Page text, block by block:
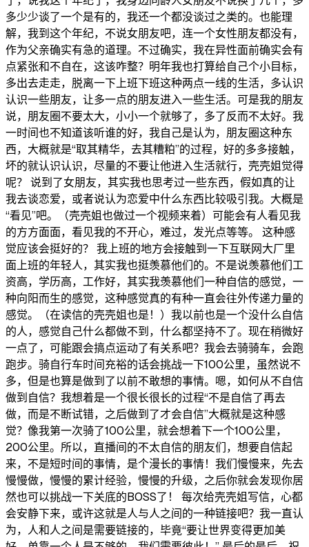
多少少谈了一个是有的，我还一个都没谈过之类的。也能理
解，我到这个年纪，不说女朋友吧，连一个女性朋友都没有，
作为父亲确实有急的道理。不过确实，我在异性面前确实会有
点紧张和不自在，这该咋整？明年我也打算给自己个小目标，
多出去走走，脱离一下上班下班这种两点一线的生活，多认识
认识一些朋友，让多一点的朋友进入一些生活。可是我的朋友
说，朋友圈不要太大，小小一个就够了，多了反而不太好。我
一时间也不知道该听谁的好，我自己是认为，朋友圈这种东
西，大概就是“取其精华，去其糟粕”的过程，好的多多接触，
坏的就认识认识，尽量的不要让他进入生活就行，壳壳姐觉得
呢？ 说到了女朋友，其实我也思考过一些东西，假如真的让
我去谈恋爱，或者说认为恋爱中什么东西比较吸引我。大概是
“看见”吧。（壳壳姐也做过一个视频来着）可能会有人看见我
的方方面面，看见我的不开心，难过，发光点等等。 这种感
觉应该会挺好的？ 我上班的地方会接触到一下互联网大厂里
面上班的年轻人，其实我也挺羡慕他们的。不是说羡慕他们工
资高，学历高，工作好，其实我羡慕他们一种自信的感觉，一
种向阳而生的感觉，这种感觉真的有种一直会往外传递力量的
感觉。（在读信的壳壳姐也是！）我以前也是一个没什么自信
的人，感觉自己什么都做不到，什么都坚持不了。现在稍微好
一点了，可能跟会搞点运动了有关系吧？我会去骑骑车，会跑
跑步。骑自行车时间充裕的话会挑战一下100公里，虽然说不
多，但是也算是做到了以前不敢想的事情。嗯，如何从不自信
做到自信？我想着是一个很长很长的过程“不是自信了再去
做，而是不断试错，之后做到了才会自信”大概就是这种感
觉？像我第一次骑了100公里，就会想着下一个100公里，
200公里。所以，直播间的不太自信的朋友们，想要自信起
来，不是短时间的事情，是个漫长的事情！我们慢慢来，先去
慢慢做，慢慢的累计经验，慢慢的升级，之后你就会发现你居
然也可以挑战一下关底的BOSS了！ 每次给壳壳姐写信，心都
会安静下来，或许这就是人与人之间的一种链接吧？我一直认
为，人和人之间是需要链接的，毕竟“要让世界变得更加美